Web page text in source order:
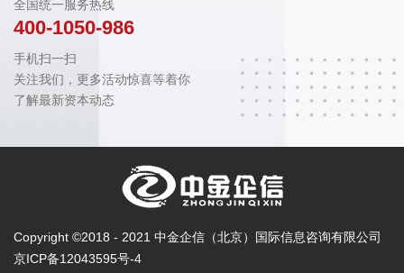
全国统一服务热线
400-1050-986
手机扫一扫
关注我们，更多活动惊喜等着你
了解最新资本动态
Copyright ©2018 - 2021 中金企信（北京）国际信息咨询有限公司
京ICP备12043595号-4